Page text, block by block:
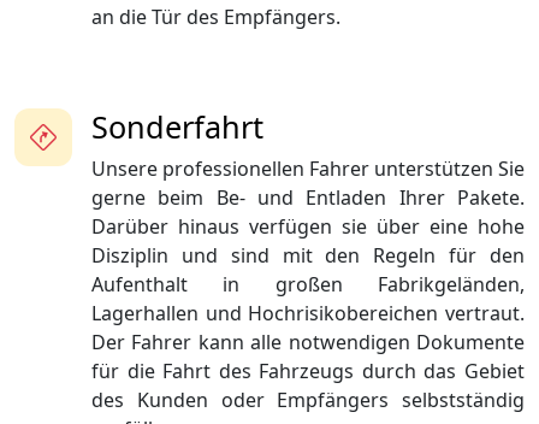
Sonderfahrt
Unsere professionellen Fahrer unterstützen Sie
gerne beim Be- und Entladen Ihrer Pakete.
Darüber hinaus verfügen sie über eine hohe
Disziplin und sind mit den Regeln für den
Aufenthalt in großen Fabrikgeländen,
Lagerhallen und Hochrisikobereichen vertraut.
Der Fahrer kann alle notwendigen Dokumente
für die Fahrt des Fahrzeugs durch das Gebiet
des Kunden oder Empfängers selbstständig
an die Tür des Empfängers.